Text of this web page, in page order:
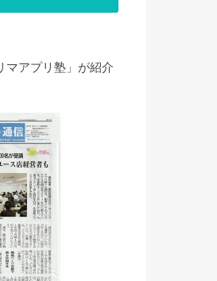
マアプリ塾」が紹介